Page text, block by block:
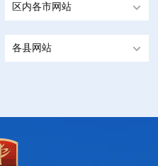
区内各市网站
各县网站